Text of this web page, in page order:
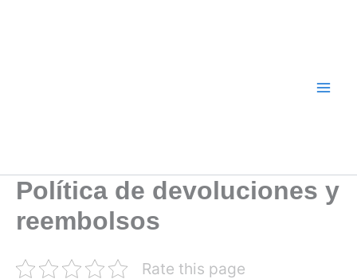
Política de devoluciones y
reembolsos
Rate this page